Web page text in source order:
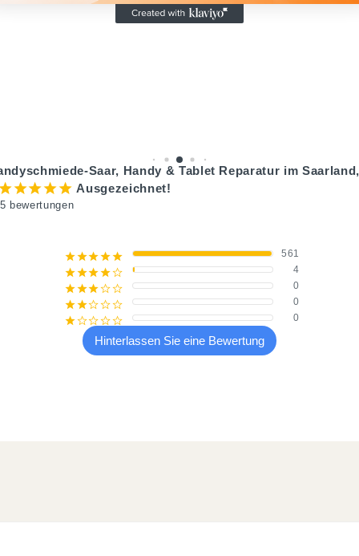
Saar, Handy & Tablet Reparatur im
¡¡¡¡¡ Ausgezeichnet!
bewertungen
¡¡¡¡¡ 561
¡¡¡¡¢ 4
¡¡¡¢¢ 0
¡¡¢¢¢ 0
¡¢¢¢¢ 0
Hinterlassen Sie eine Bewertung